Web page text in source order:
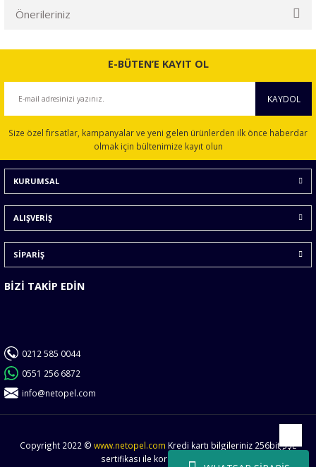
Önerileriniz
Bu ürünün fiyat bilgisi, resim, ürün açıklamalarında ve diğer
konularda yetersiz gördüğünüz noktaları öneri formunu
Ürün açıklamasında eksik bilgiler bulunuyor.
Ürün bilgilerinde hatalar bulunuyor.
Ürün fiyatı diğer sitelerden daha pahalı.
Bu ürüne benzer farklı alternatifler olmalı.
E-BÜTEN’E KAYIT OL
KAYDOL
Size özel fırsatlar, kampanyalar ve yeni gelen ürünlerden ilk önce haberdar
olmak için bültenimize kayıt olun
KURUMSAL
ALIŞVERİŞ
SİPARİŞ
BİZİ TAKİP EDİN
0212 585 0044
0551 256 6872
info@netopel.com
Copyright 2022 © www.netopel.com Kredi kartı bilgileriniz 256bit SSL
sertifikası ile korunmaktadır.
Yukarı